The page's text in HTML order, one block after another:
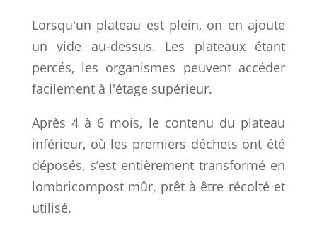
Lorsqu'un plateau est plein, on en ajoute
un vide au-dessus. Les plateaux étant
percés, les organismes peuvent accéder
facilement à l'étage supérieur.
Après 4 à 6 mois, le contenu du plateau
inférieur, où les premiers déchets ont été
déposés, s’est entièrement transformé en
lombricompost mûr, prêt à être récolté et
utilisé.